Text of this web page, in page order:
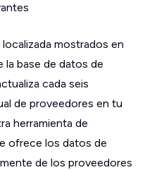
mostrados en
la base de datos de
cada seis
de proveedores en tu
herramienta de
ofrece los datos de
de los proveedores